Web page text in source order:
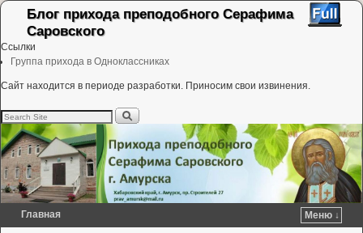
Блог прихода преподобного Серафима
Саровского
Ссылки
Группа прихода в Одноклассниках
Сайт находится в периоде разработки. Приносим свои извинения.
Главная
Меню ↓